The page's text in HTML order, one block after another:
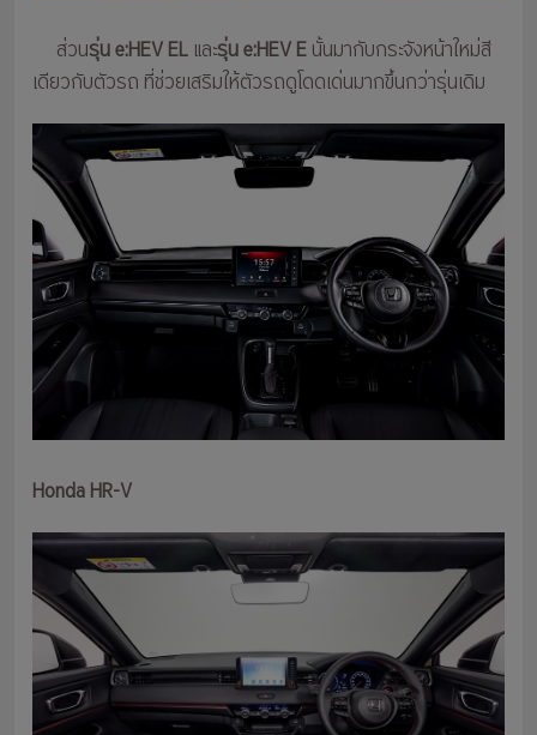
ส่วนรุ่น e:HEV EL และรุ่น e:HEV Eนั้นมากับกระจังหน้าใหม่สี
เดียวกับตัวรถ ที่ช่วยเสริมให้ตัวรถดูโดดเด่นมากขึ้นกว่ารุ่นเดิม
Honda HR-V